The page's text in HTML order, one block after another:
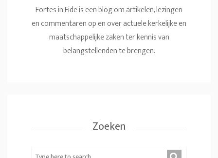
Fortes in Fide is een blog om artikelen, lezingen
en commentaren op en over actuele kerkelijke en
maatschappelijke zaken ter kennis van
belangstellenden te brengen.
Zoeken